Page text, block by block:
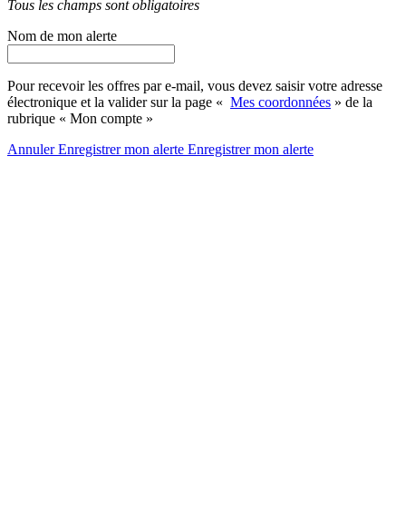
Tous les champs sont obligatoires
Nom de mon alerte
Pour recevoir les offres par e-mail, vous devez saisir votre adresse
électronique et la valider sur la page « Mes coordonnées » de la
rubrique « Mon compte »
AnnulerEnregistrer mon alerte Enregistrermon alerte